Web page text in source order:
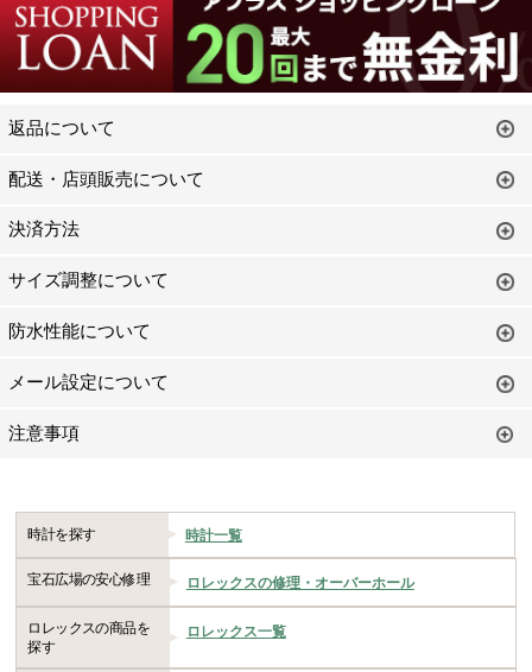
返品について
配送・店頭販売について
決済方法
サイズ調整について
防水性能について
メール設定について
注意事項
時計を探す 時計一覧
宝石広場の安心修理 ロレックスの修理・オーバーホール
ロレックスの商品を
探す
ロレックス一覧